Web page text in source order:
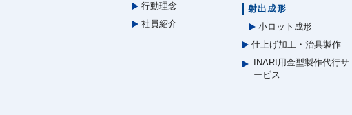
行動理念
社員紹介
射出成形
小ロット成形
仕上げ加工・治具製作
INARI用金型製作代行サ
ービス